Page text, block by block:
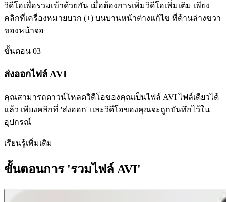
วิดีโอเพื่อรวมเข้าด้วยกัน เมื่อต้องการเพิ่มวิดีโอเพิ่มเติม เพียง
คลิกที่เครื่องหมายบวก (+) บนบานหน้าต่างแก้ไข ที่ด้านล่างขวา
ของหน้าจอ
ขั้นตอน 03
ส่งออกไฟล์ AVI
คุณสามารถดาวน์โหลดวิดีโอของคุณเป็นไฟล์ AVI ไฟล์เดียวได้
แล้ว เพียงคลิกที่ 'ส่งออก' และวิดีโอของคุณจะถูกบันทึกไว้ใน
อุปกรณ์
เรียนรู้เพิ่มเติม
ขั้นตอนการ 'รวมไฟล์ AVI'